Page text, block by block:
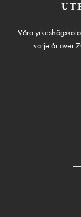
Våra
varje år över